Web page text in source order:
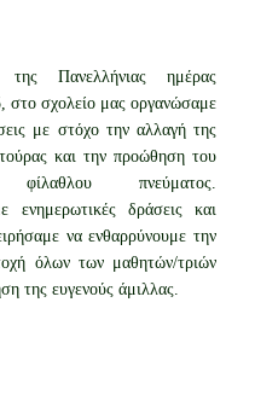
Πανελλήνιας ημέρας
στο σχολείο μας οργανώσαμε
με στόχο την αλλαγή της
και την προώθηση του
φίλαθλου πνεύματος.
ενημερωτικές δράσεις και
να ενθαρρύνουμε την
όλων των μαθητών/τριών
της ευγενούς άμιλλας.